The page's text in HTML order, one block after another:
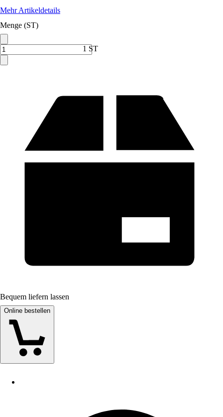
Mehr Artikeldetails
Menge (ST)
1 ST
Bequem liefern lassen
Online bestellen